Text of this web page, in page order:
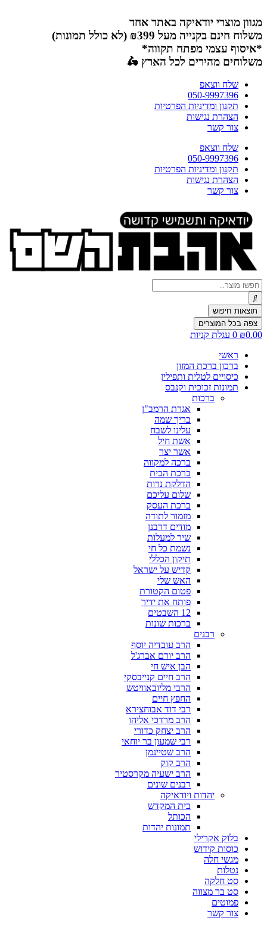
לתוכן
מגוון מוצרי יודאיקה באתר אחד
משלוח חינם בקנייה מעל ₪399 (לא כולל תמונות)
*איסוף עצמי מפתח תקווה*
משלוחים מהירים לכל הארץ 🛵
שלח ווצאפ
050-9997396
תקנון ומדיניות הפרטיות
הצהרת נגישות
צור קשר
שלח ווצאפ
050-9997396
תקנון ומדיניות הפרטיות
הצהרת נגישות
צור קשר
Search
...
תוצאות חיפוש
צפה בכל המוצרים
₪0.00
0 עגלת קניות
ראשי
ברכון ברכת המזון
כיסויים לטלית ותפילין
תמונות זכוכית וקנבס
ברכות
אגרת הרמב"ן
בריך שמה
עלינו לשבח
אשת חיל
אשר יצר
ברכה למקווה
ברכת הבית
הדלקת נרות
שלום עליכם
ברכת העסק
מזמור לתודה
מודים דרבנן
שיר למעלות
נשמת כל חי
תיקון הכללי
קדיש על ישראל
האש שלי
פטום הקטורת
פותח את ידיך
12 השבטים
ברכות שונות
רבנים
הרב עובדיה יוסף
הרב יורם אברג'ל
הבן איש חי
הרב חיים קנייבסקי
הרבי מליובאוויטש
החפץ חיים
רבי דוד אבוחצירא
הרב מרדכי אליהו
הרב יצחק כדורי
רבי שמעון בר יוחאי
הרב שטיינמן
הרב קוק
הרב ישעיה מקרסטיר
רבנים שונים
יהדות ויודאיקה
בית המקדש
הכותל
תמונות יהדות
בלוק אקרילי
כוסות קידוש
מגשי חלה
נטלות
סט חלקה
סט בר מצווה
פמוטים
צור קשר